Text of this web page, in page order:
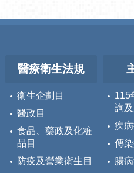
醫療衛生法規
衛生企劃目
醫政目
食品、藥政及化粧
品目
防疫及營業衛生目
115
詢
疾
傳
腸